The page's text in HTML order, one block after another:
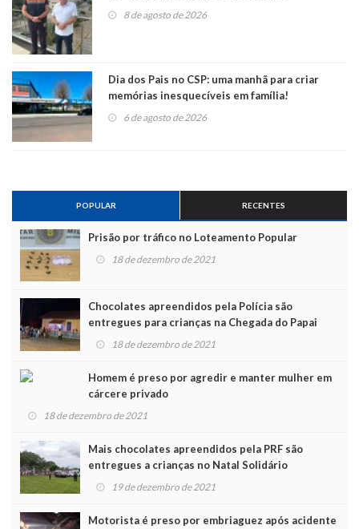
8 de agosto de 2026
Dia dos Pais no CSP: uma manhã para criar
memórias inesquecíveis em família!
6 de agosto de 2026
POPULAR RECENTES
Prisão por tráfico no Loteamento Popular
18 de dezembro de 2021
Chocolates apreendidos pela Polícia são
entregues para crianças na Chegada do Papai
Noel 18 de dezembro de 2021
Homem é preso por agredir e manter mulher em
cárcere privado
18 de dezembro de 2021
Mais chocolates apreendidos pela PRF são
entregues a crianças no Natal Solidário
19 de dezembro de 2021
Motorista é preso por embriaguez após acidente